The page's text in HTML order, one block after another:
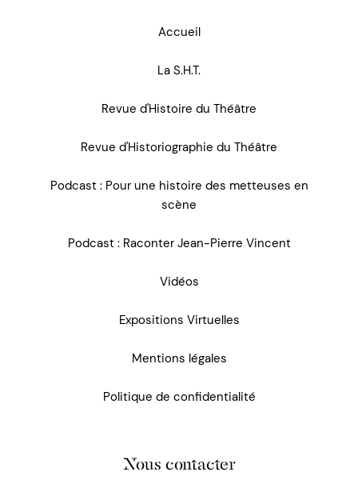
Accueil
La S.H.T.
Revue d'Histoire du Théâtre
Revue d'Historiographie du Théâtre
Podcast : Pour une histoire des metteuses en
scène
Podcast : Raconter Jean-Pierre Vincent
Vidéos
Expositions Virtuelles
Mentions légales
Politique de confidentialité
Nous contacter